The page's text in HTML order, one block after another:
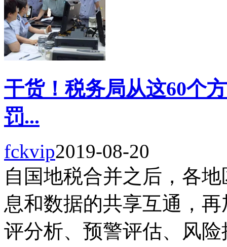
干货！税务局从这60个
罚...
fckvip2019-08-20
自国地税合并之后，各
息和数据的共享互通，
评分析、预警评估、风